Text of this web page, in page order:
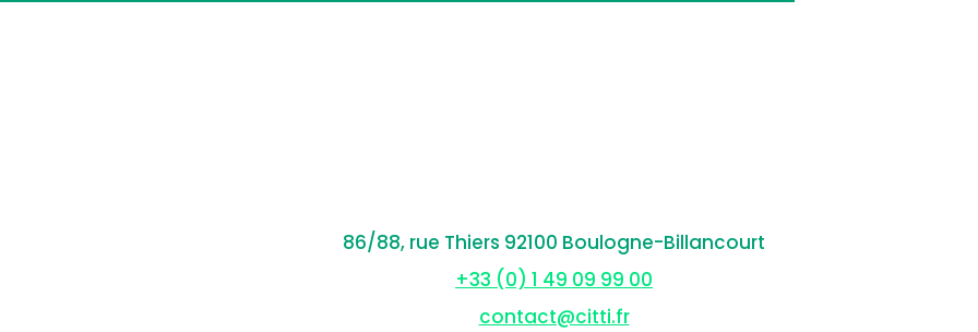
86/88, rue Thiers 92100 Boulogne-Billancourt
+33 (0) 1 49 09 99 00
contact@citti.fr